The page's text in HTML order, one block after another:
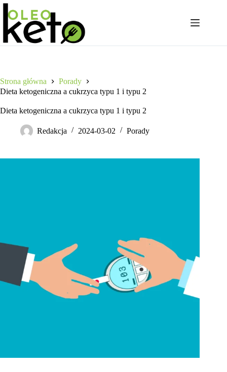
Przejdź
treści
Strona główna
Porady
Dieta ketogeniczna a cukrzyca typu 1 i typu 2
Dieta ketogeniczna a cukrzyca typu 1 i typu 2
Redakcja 2024-03-02 Porady